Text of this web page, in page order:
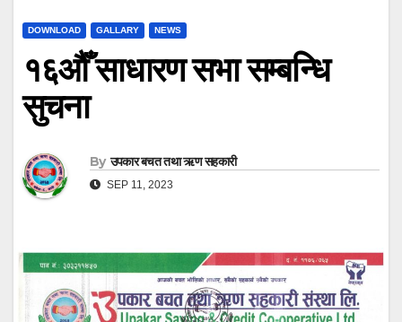
DOWNLOAD GALLARY NEWS
१६औँ साधारण सभा सम्बन्धि
सुचना
By उपकार बचत तथा ऋण सहकारी
SEP 11, 2023